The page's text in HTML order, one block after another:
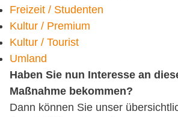
Freizeit / Studenten
Kultur / Premium
Kultur / Tourist
Umland
Haben Sie nun Interesse an
Maßnahme bekommen?
Dann können Sie unser